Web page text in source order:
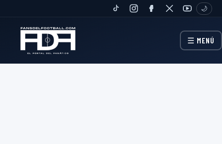
TIKTOKINSTAGRAMFANPAGETWITTERYOUTUBE
🌙
☰ MENÚ